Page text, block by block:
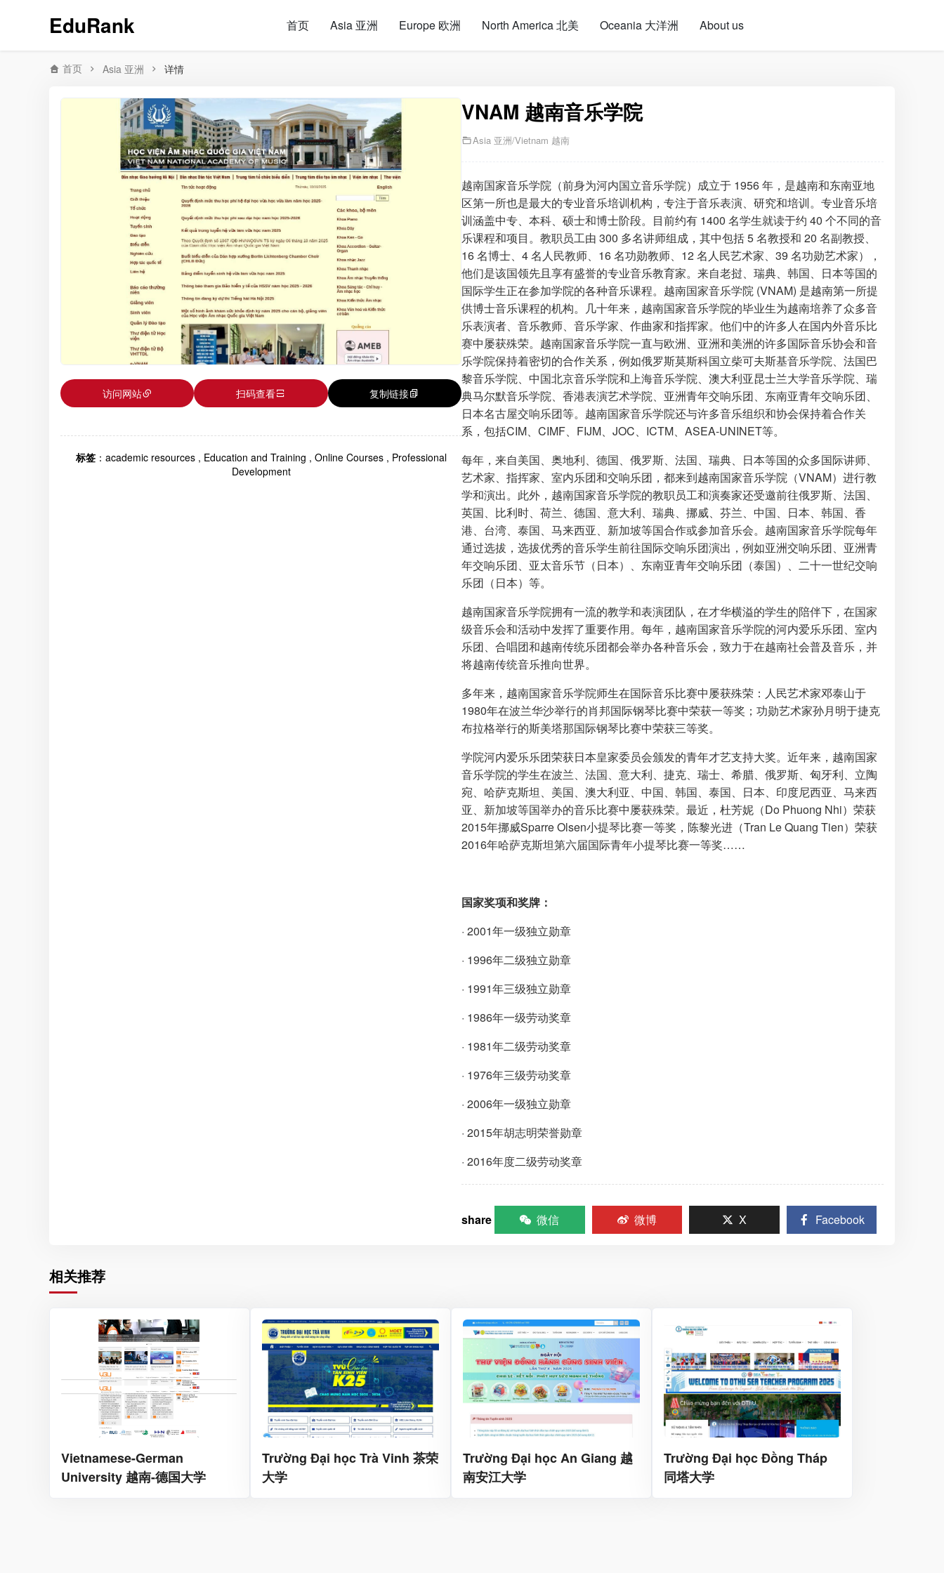
EduRank 首页 Asia 亚洲 Europe 欧洲 North America 北美 Oceania 大洋洲 About us
首页 Asia 亚洲 详情
访问网站 扫码查看 复制链接
标签： academic resources, Education and Training , Online Courses, Professional
Development
VNAM 越南音乐学院
Asia 亚洲/Vietnam 越南
越南国家音乐学院（前身为河内国立音乐学院）成立于 1956 年，是越南和东南亚地
区第一所也是最大的专业音乐培训机构，专注于音乐表演、研究和培训。专业音乐培
训涵盖中专、本科、硕士和博士阶段。目前约有 1400 名学生就读于约 40 个不同的音
乐课程和项目。教职员工由 300 多名讲师组成，其中包括 5 名教授和 20 名副教授、
16 名博士、4 名人民教师、16 名功勋教师、12 名人民艺术家、39 名功勋艺术家），
他们是该国领先且享有盛誉的专业音乐教育家。来自老挝、瑞典、韩国、日本等国的
国际学生正在参加学院的各种音乐课程。越南国家音乐学院 (VNAM) 是越南第一所提
供博士音乐课程的机构。几十年来，越南国家音乐学院的毕业生为越南培养了众多音
乐表演者、音乐教师、音乐学家、作曲家和指挥家。他们中的许多人在国内外音乐比
赛中屡获殊荣。越南国家音乐学院一直与欧洲、亚洲和美洲的许多国际音乐协会和音
乐学院保持着密切的合作关系，例如俄罗斯莫斯科国立柴可夫斯基音乐学院、法国巴
黎音乐学院、中国北京音乐学院和上海音乐学院、澳大利亚昆士兰大学音乐学院、瑞
典马尔默音乐学院、香港表演艺术学院、亚洲青年交响乐团、东南亚青年交响乐团、
日本名古屋交响乐团等。越南国家音乐学院还与许多音乐组织和协会保持着合作关
系，包括CIM、CIMF、FIJM、JOC、ICTM、ASEA-UNINET等。
每年，来自美国、奥地利、德国、俄罗斯、法国、瑞典、日本等国的众多国际讲师、
艺术家、指挥家、室内乐团和交响乐团，都来到越南国家音乐学院（VNAM）进行教
学和演出。此外，越南国家音乐学院的教职员工和演奏家还受邀前往俄罗斯、法国、
英国、比利时、荷兰、德国、意大利、瑞典、挪威、芬兰、中国、日本、韩国、香
港、台湾、泰国、马来西亚、新加坡等国合作或参加音乐会。越南国家音乐学院每年
通过选拔，选拔优秀的音乐学生前往国际交响乐团演出，例如亚洲交响乐团、亚洲青
年交响乐团、亚太音乐节（日本）、东南亚青年交响乐团（泰国）、二十一世纪交响
乐团（日本）等。
越南国家音乐学院拥有一流的教学和表演团队，在才华横溢的学生的陪伴下，在国家
级音乐会和活动中发挥了重要作用。每年，越南国家音乐学院的河内爱乐乐团、室内
乐团、合唱团和越南传统乐团都会举办各种音乐会，致力于在越南社会普及音乐，并
将越南传统音乐推向世界。
多年来，越南国家音乐学院师生在国际音乐比赛中屡获殊荣：人民艺术家邓泰山于
1980年在波兰华沙举行的肖邦国际钢琴比赛中荣获一等奖；功勋艺术家孙月明于捷克
布拉格举行的斯美塔那国际钢琴比赛中荣获三等奖。
学院河内爱乐乐团荣获日本皇家委员会颁发的青年才艺支持大奖。近年来，越南国家
音乐学院的学生在波兰、法国、意大利、捷克、瑞士、希腊、俄罗斯、匈牙利、立陶
宛、哈萨克斯坦、美国、澳大利亚、中国、韩国、泰国、日本、印度尼西亚、马来西
亚、新加坡等国举办的音乐比赛中屡获殊荣。最近，杜芳妮（Do Phuong Nhi）荣获
2015年挪威Sparre Olsen小提琴比赛一等奖，陈黎光进（Tran Le Quang Tien）荣获
2016年哈萨克斯坦第六届国际青年小提琴比赛一等奖……
国家奖项和奖牌：
· 2001年一级独立勋章
· 1996年二级独立勋章
· 1991年三级独立勋章
· 1986年一级劳动奖章
· 1981年二级劳动奖章
· 1976年三级劳动奖章
· 2006年一级独立勋章
· 2015年胡志明荣誉勋章
· 2016年度二级劳动奖章
share 微信 微博 X Facebook
相关推荐
Vietnamese-German
University 越南-德国大学
Trường Đại học Trà Vinh 茶荣
大学
Trường Đại học An Giang 越
南安江大学
Trường Đại học Đồng Tháp
同塔大学